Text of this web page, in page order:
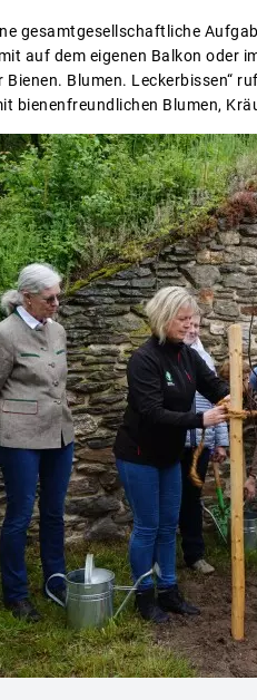
gesamtgesellschaftliche
auf dem eigenen Balkon oder
Blumen. Leckerbissen“
bienenfreundlichen Blumen,